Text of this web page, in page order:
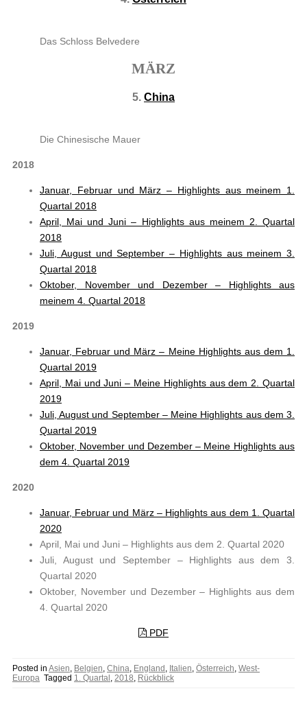
Das Schloss Belvedere
MÄRZ
5. China
Die Chinesische Mauer
2018
Januar, Februar und März – Highlights aus meinem 1.
Quartal 2018
April, Mai und Juni – Highlights aus meinem 2. Quartal
2018
Juli, August und September – Highlights aus meinem 3.
Quartal 2018
Oktober, November und Dezember – Highlights aus
meinem 4. Quartal 2018
2019
Januar, Februar und März – Meine Highlights aus dem 1.
Quartal 2019
April, Mai und Juni – Meine Highlights aus dem 2. Quartal
2019
Juli, August und September – Meine Highlights aus dem 3.
Quartal 2019
Oktober, November und Dezember – Meine Highlights aus
dem 4. Quartal 2019
2020
Januar, Februar und März – Highlights aus dem 1. Quartal
2020
April, Mai und Juni – Highlights aus dem 2. Quartal 2020
Juli, August und September – Highlights aus dem 3.
Quartal 2020
Oktober, November und Dezember – Highlights aus dem
4. Quartal 2020
PDF
Posted in Asien, Belgien, China, England , Italien, Österreich, West-
Europa Tagged 1. Quartal , 2018, Rückblick